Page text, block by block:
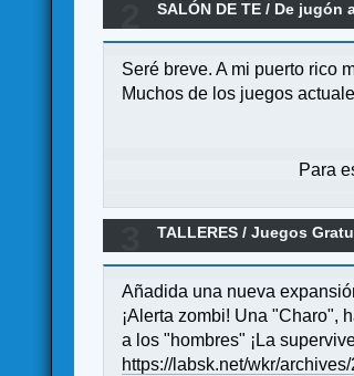
SALÓN DE TE / De jugón
Seré breve. A mi puerto rico
Muchos de los juegos
Para
TALLERES /Juegos
Añadida una nueva
¡Alerta zombi! Una "Charo",
a los "hombres" ¡La
https://labsk.net/wkr/